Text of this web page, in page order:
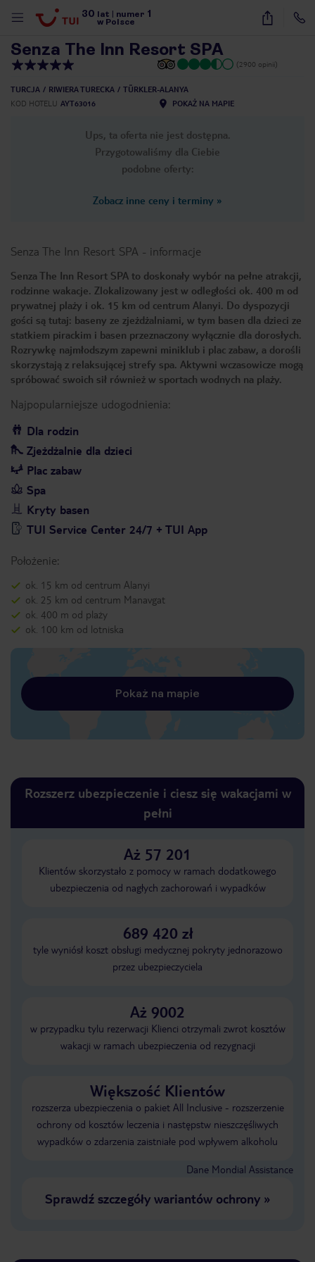
30 lat numer 1
w Polsce
49
Senza The Inn Resort SPA
(2900 opinii)
TURCJA RIWIERA TURECKA
TÜRKLER-ALANYA
KOD HOTELU AYT63016 POKAŻ NA MAPIE
Ups, ta oferta nie jest dostępna.
Przygotowaliśmy dla Ciebie
podobne oferty:
Zobacz inne ceny i terminy »
Senza The Inn Resort SPA - informacje
Senza The Inn Resort SPA to doskonały wybór na pełne atrakcji,
rodzinne wakacje. Zlokalizowany jest w odległości ok. 400 m od
prywatnej plaży i ok. 15 km od centrum Alanyi. Do dyspozycji
gości są tutaj: baseny ze zjeżdżalniami, w tym basen dla dzieci ze
statkiem pirackim i basen przeznaczony wyłącznie dla dorosłych.
Rozrywkę najmłodszym zapewni miniklub i plac zabaw, a dorośli
skorzystają z relaksującej strefy spa. Aktywni wczasowicze mogą
spróbować swoich sił również w sportach wodnych na plaży.
Najpopularniejsze udogodnienia:
Dla rodzin
Zjeżdżalnie dla dzieci
Plac zabaw
Spa
Kryty basen
TUI Service Center 24/7 + TUI App
Położenie:
ok. 15 km od centrum Alanyi
ok. 25 km od centrum Manavgat
ok. 400 m od plaży
ok. 100 km od lotniska
Pokaż na mapie
Rozszerz ubezpieczenie i ciesz się wakacjami w
pełni
Aż 57 201
Klientów skorzystało z pomocy w ramach dodatkowego
ubezpieczenia od nagłych zachorowań i wypadków
689 420 zł
tyle wyniósł koszt obsługi medycznej pokryty jednorazowo
przez ubezpieczyciela
Aż 9002
w przypadku tylu rezerwacji Klienci otrzymali zwrot kosztów
wakacji w ramach ubezpieczenia od rezygnacji
Większość Klientów
rozszerza ubezpieczenia o pakiet All Inclusive - rozszerzenie
ochrony od kosztów leczenia i następstw nieszczęśliwych
wypadków o zdarzenia zaistniałe pod wpływem alkoholu
Dane Mondial Assistance
Sprawdź szczegóły wariantów ochrony»